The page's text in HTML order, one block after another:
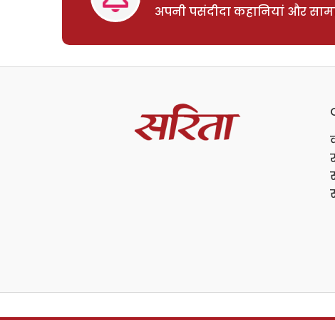
अपनी पसंदीदा कहानियां और